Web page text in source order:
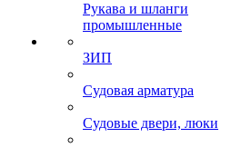
Рукава и шланги
промышленные
ЗИП
Судовая арматура
Судовые двери, люки